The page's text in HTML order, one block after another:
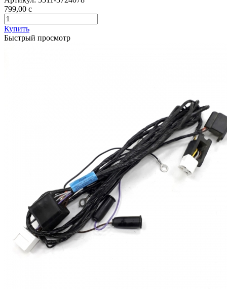
799,00 c
Купить
Быстрый просмотр